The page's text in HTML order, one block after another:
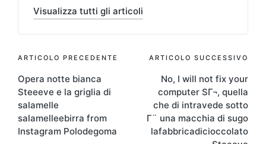
Visualizza tutti gli articoli
Navigazione
articoli
ARTICOLO PRECEDENTE
Opera notte bianca
Steeeve e la griglia di
salamelle
salamelleebirra from
Instagram Polodegoma
ARTICOLO SUCCESSIVO
No, I will not fix your
computer SΓ¬, quella
che di intravede sotto
Γ¨ una macchia di sugo
lafabbricadicioccolato